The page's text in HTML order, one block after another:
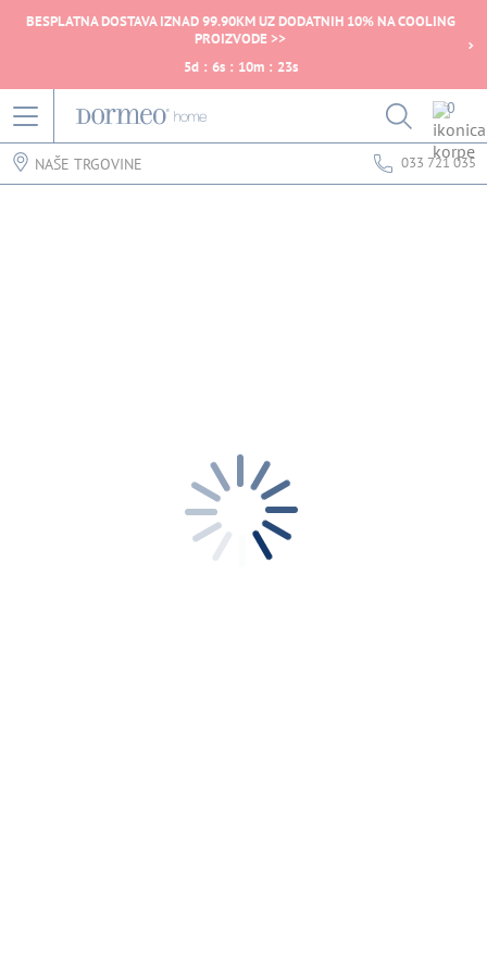
BESPLATNA DOSTAVA IZNAD 99.90KM UZ DODATNIH 10% NA COOLING
PROIZVODE >>
5d : 6s : 10m : 23s
0
NAŠE TRGOVINE 033 721 035